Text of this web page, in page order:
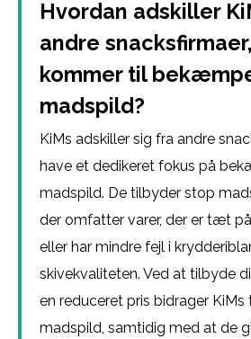
Hvordan adskiller
andre
kommer til
madspild?
KiMs adskiller sig fra andre
have et dedikeret fokus på
madspild. De tilbyder stop
der omfatter varer, der er tæt
eller har mindre fejl i
skivekvaliteten. Ved at tilbyde
en reduceret pris bidrager KiMs
madspild, samtidig med at de